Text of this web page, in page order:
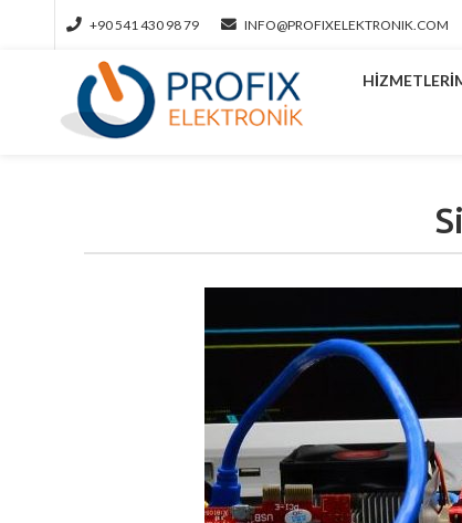
+90 541 430 98 79 INFO@PROFIXELEKTRONIK.COM